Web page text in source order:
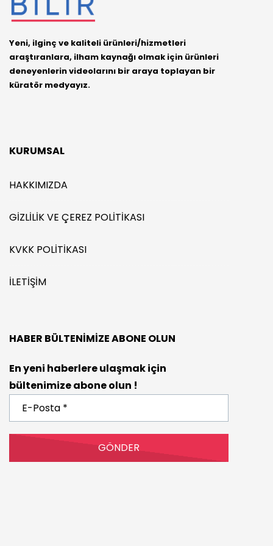
Yeni, ilginç ve kaliteli ürünleri/hizmetleri
araştıranlara, ilham kaynağı olmak için ürünleri
deneyenlerin videolarını bir araya toplayan bir
küratör medyayız.
KURUMSAL
HAKKIMIZDA
GIZLILIK VE ÇEREZ POLITIKASI
KVKK POLITIKASI
İLETIŞIM
HABER BÜLTENIMIZE ABONE OLUN
En yeni haberlere ulaşmak için
bültenimize abone olun !
Posta
*